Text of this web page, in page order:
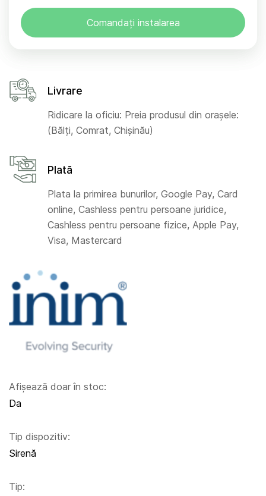
Afișează doar în stoc:
Da
Tip dispozitiv:
Sirenă
Tip:
Comandați instalarea
Livrare
Ridicare la oficiu: Preia produsul din orașele:
(Bălți, Comrat, Chișinău)
Plată
Plata la primirea bunurilor, Google Pay, Card
online, Cashless pentru persoane juridice,
Cashless pentru persoane fizice, Apple Pay,
Visa, Mastercard